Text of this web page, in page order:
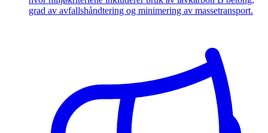
grad av avfallshåndtering og minimering av massetransport.